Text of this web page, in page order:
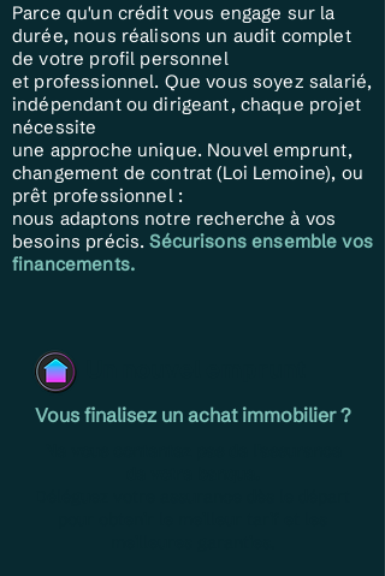
Parce qu'un crédit vous engage sur la
durée, nous réalisons un audit complet
de votre profil personnel
et professionnel. Que vous soyez salarié,
indépendant ou dirigeant, chaque projet
nécessite
une approche unique. Nouvel emprunt,
changement de contrat (Loi Lemoine), ou
prêt professionnel :
nous adaptons notre recherche à vos
besoins précis.Sécurisons ensemble vos
financements.
Vous finalisez un achat immobilier ?